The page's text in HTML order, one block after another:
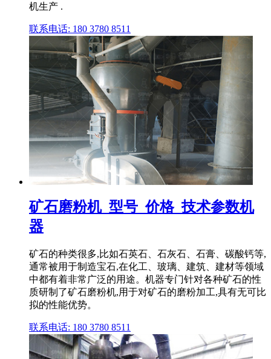
机生产 .
联系电话: 180 3780 8511
矿石磨粉机_型号_价格_技术参数机
器
矿石的种类很多,比如石英石、石灰石、石膏、碳酸钙等,
通常被用于制造宝石,在化工、玻璃、建筑、建材等领域
中都有着非常广泛的用途。机器专门针对各种矿石的性
质研制了矿石磨粉机,用于对矿石的磨粉加工,具有无可比
拟的性能优势。
联系电话: 180 3780 8511